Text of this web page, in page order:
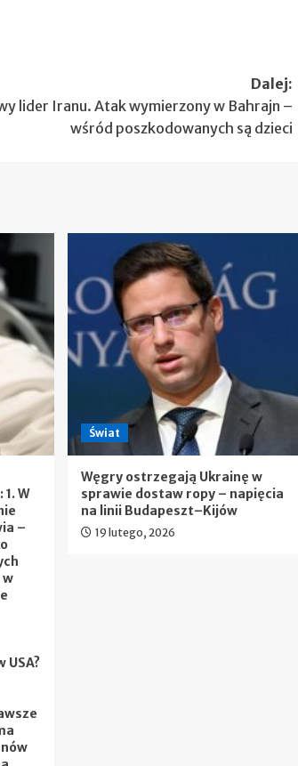
Dalej:
lider Iranu. Atak wymierzony w Bahrajn –
wśród poszkodowanych są dzieci
W
–
w
USA?
Świat
Węgry ostrzegają Ukrainę w
sprawie dostaw ropy – napięcia
na linii Budapeszt–Kijów
19 lutego, 2026